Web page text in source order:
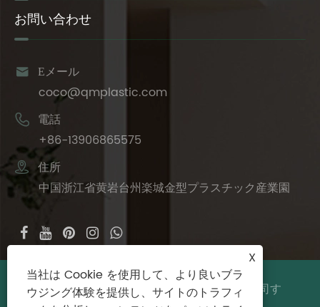
お問い合わせ
 Eメール
coco@qmplastic.com
 電話
+86-13906865575
 住所
中国浙江省黄岩台州楽城金型プラスチック産業園
著作権 © 2024 台州徳鹿プラスチック有限公司す
X
当社は Cookie を使用して、より良いブラ
ウジング体験を提供し、サイトのトラフィ